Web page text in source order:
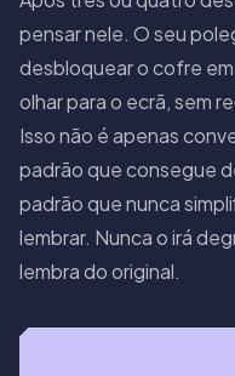
pensar nele. O seu
desbloquear o cofre
olhar para o ecrã, sem
Isso não é apenas
padrão que consegue
padrão que nunca
lembrar. Nunca o irá
lembra do original.